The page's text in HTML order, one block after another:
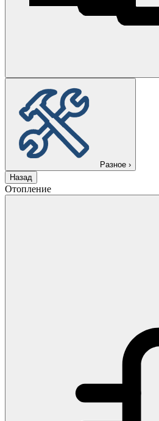
Разное ›
Назад
Отопление